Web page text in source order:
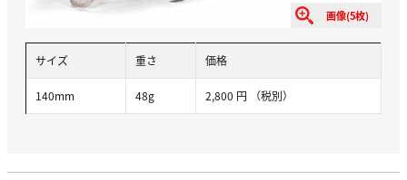
画像(5枚)
サイズ 重さ 価格
140mm 48g 2,800 円 （税別）